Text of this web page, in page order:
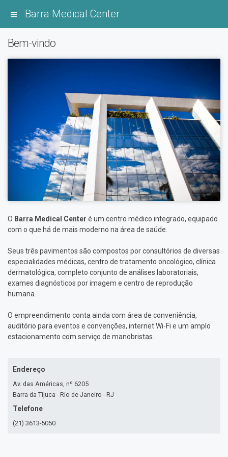
Barra Medical Center
Bem-vindo
O Barra Medical Center é um centro médico integrado, equipado
com o que há de mais moderno na área de saúde.
Seus três pavimentos são compostos por consultórios de diversas
especialidades médicas, centro de tratamento oncológico, clínica
dermatológica, completo conjunto de análises laboratoriais,
exames diagnósticos por imagem e centro de reprodução
humana.
O empreendimento conta ainda com área de conveniência,
auditório para eventos e convenções, internet Wi-Fi e um amplo
estacionamento com serviço de manobristas.
Endereço
Av. das Américas, nº 6205
Barra da Tijuca - Rio de Janeiro - RJ
Telefone
(21) 3613-5050